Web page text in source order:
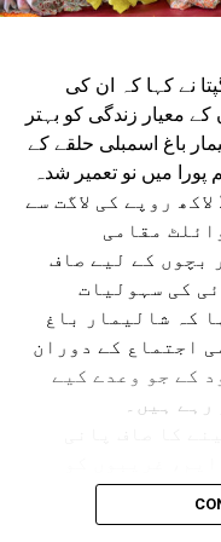
نے کہا کہ ان کی
معیار زندگی کو بہتر
باغ اسمبلی حلقے کے
میں نو تعمیر شدہ
کمیونٹی ٹوائلٹ کا افتتاح کیا۔ تقریباً 21 لاکھ روپے کی لاگت سے
مقامی
بچوں کے لیے صاف
کی سہولیات
کہ شالیمار باغ
اجتماع کے دوران
کے جو وعدے کیے
ہیں۔
کرنے کے لیے اٹل
سی سی ٹی وی